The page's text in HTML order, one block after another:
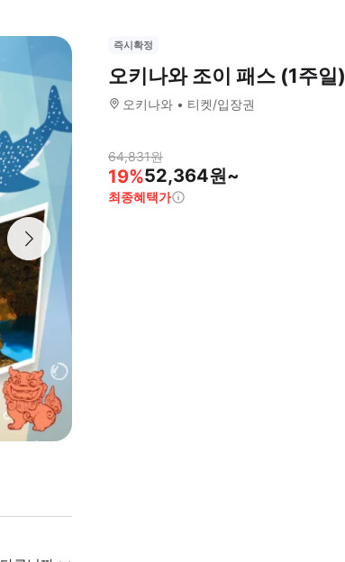
즉시확정
오키나와 조이 패스 (1주일)
오키나와 티켓/입장권
64,831원
19%52,364원~
최종혜택가